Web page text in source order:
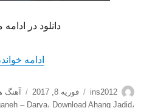
دانلود در
ادامه
نویسنده
ins2012
ارسال
شده
فوریه 8, 2017 آهنگ
– Darya، Download Ahang Jadid،